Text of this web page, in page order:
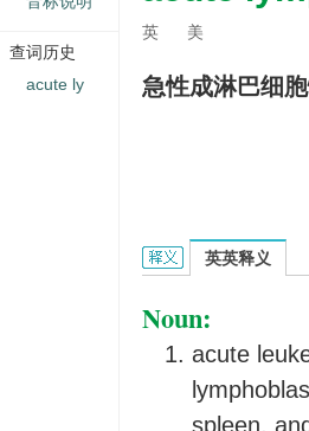
英 美
急性成淋巴细
acute lymphoblastic
英英释义
Noun:
acute
spleen,
查词历史
acute ly